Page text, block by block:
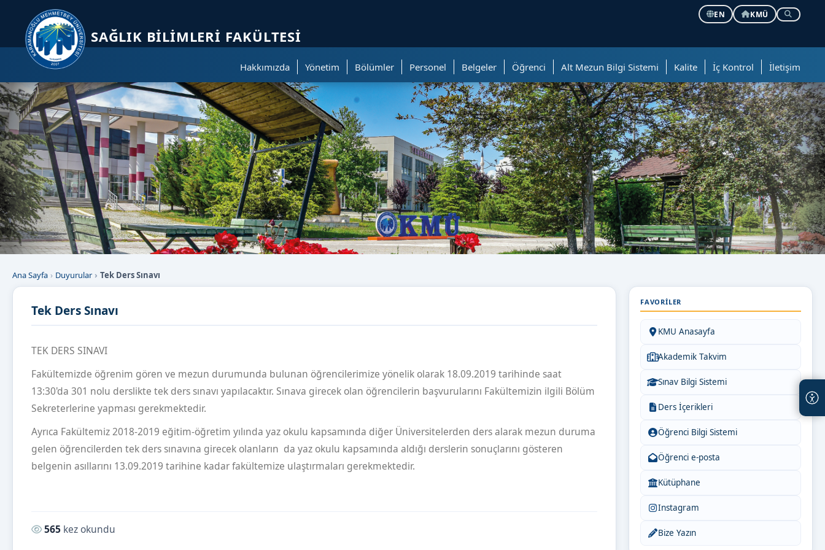
EN
KMÜ
SAĞLIK BILIMLERI FAKÜLTESI
Hakkımızda Yönetim Bölümler Personel Belgeler Öğrenci Alt Mezun Bilgi Sistemi Kalite İç Kontrol İletişim
Ana Sayfa Duyurular Tek Ders Sınavı
Tek Ders Sınavı
TEK DERS SINAVI
Fakültemizde öğrenim gören ve mezun durumunda bulunan öğrencilerimize yönelik olarak 18.09.2019 tarihinde saat
13:30'da 301 nolu derslikte tek ders sınavı yapılacaktır. Sınava girecek olan öğrencilerin başvurularını Fakültemizin ilgili Bölüm
Sekreterlerine yapması gerekmektedir.
Ayrıca Fakültemiz 2018-2019 eğitim-öğretim yılında yaz okulu kapsamında diğer Üniversitelerden ders alarak mezun duruma
gelen öğrencilerden tek ders sınavına girecek olanların da yaz okulu kapsamında aldığı derslerin sonuçlarını gösteren
belgenin asıllarını 13.09.2019 tarihine kadar fakültemize ulaştırmaları gerekmektedir.
Okunma sayısı:
565 kez okundu
FAVORILER
KMU Anasayfa
Akademik Takvim
Sınav Bilgi Sistemi
Ders İçerikleri
Öğrenci Bilgi Sistemi
Öğrenci e-posta
Kütüphane
Instagram
Bize Yazın